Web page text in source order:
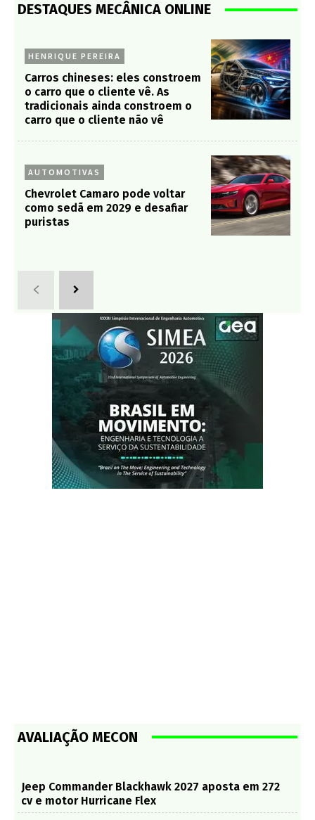
DESTAQUES MECÂNICA ONLINE
HENRIQUE PEREIRA
Carros chineses: eles constroem
o carro que o cliente vê. As
tradicionais ainda constroem o
carro que o cliente não vê
AUTOMOTIVAS
Chevrolet Camaro pode voltar
como sedã em 2029 e desafiar
puristas
AVALIAÇÃO MECON
Jeep Commander Blackhawk 2027 aposta em 272
cv e motor Hurricane Flex